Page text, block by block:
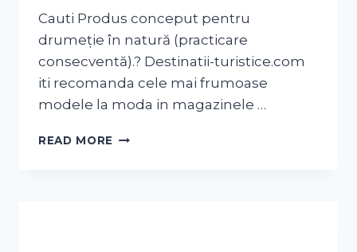
Cauti Produs conceput pentru
drumeție în natură (practicare
consecventă).? Destinatii-turistice.com
iti recomanda cele mai frumoase
modele la moda in magazinele …
READ MORE